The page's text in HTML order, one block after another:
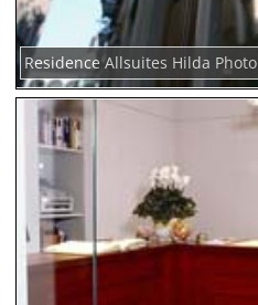
Residence Allsuites Hilda Photo